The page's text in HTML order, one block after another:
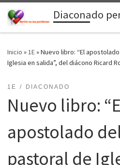
Saltar al contenidoDiaconado
Inicio »1E»Nuevo libro: “El
Iglesia en salida”, del diácono Ricard
1E DIACONADO
Nuevo libro:
apostolado
pastoral de